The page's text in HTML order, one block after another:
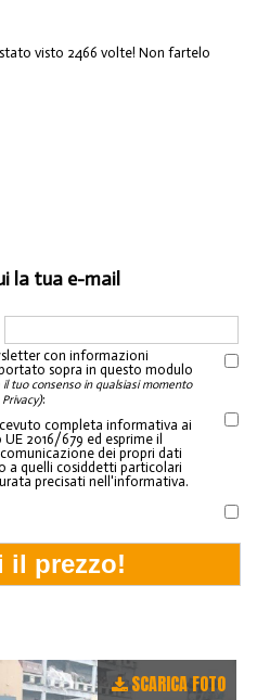
visto 2466 volte! Non fartelo
la tua e-mail
con informazioni
sopra in questo modulo
tuo consenso in qualsiasi momento
:
completa informativa ai
2016/679 ed esprime il
dei propri dati
a quelli cosiddetti particolari
precisati nell'informativa.
SCARICA FOTO